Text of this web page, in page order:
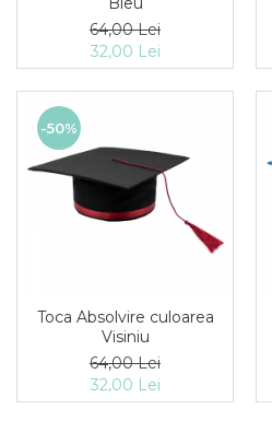
64,00 Lei
32,00 Lei
-50%
Toca Absolvire culoarea
Visiniu
64,00 Lei
32,00 Lei